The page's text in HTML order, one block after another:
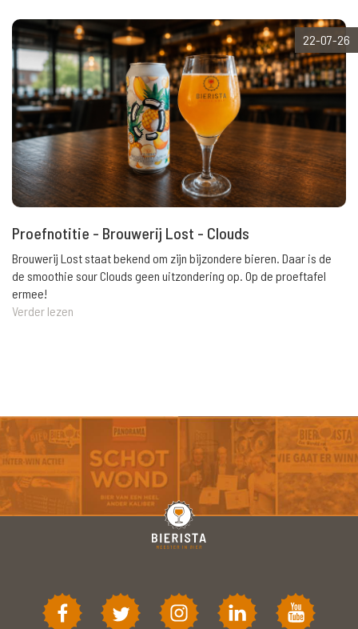
22-07-26
Proefnotitie - Brouwerij Lost - Clouds
Brouwerij Lost staat bekend om zijn bijzondere bieren. Daar is de
de smoothie sour Clouds geen uitzondering op. Op de proeftafel
ermee!
Verder lezen